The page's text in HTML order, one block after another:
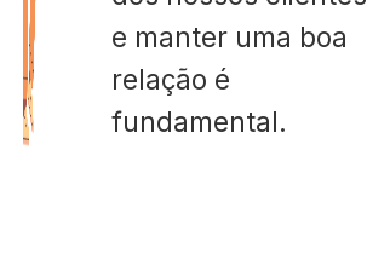
e manter uma boa
relação é
fundamental.